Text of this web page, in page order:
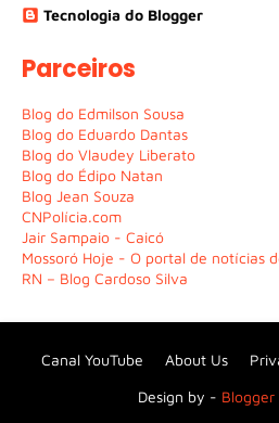
Tecnologia do Blogger
Parceiros
Blog do Edmilson Sousa
Blog do Eduardo Dantas
Blog do Vlaudey Liberato
Blog do Édipo Natan
Blog Jean Souza
CNPolícia.com
Jair Sampaio - Caicó
Mossoró Hoje - O portal de notícias
RN – Blog Cardoso Silva
Design by - Blogger
Canal YouTube About Us